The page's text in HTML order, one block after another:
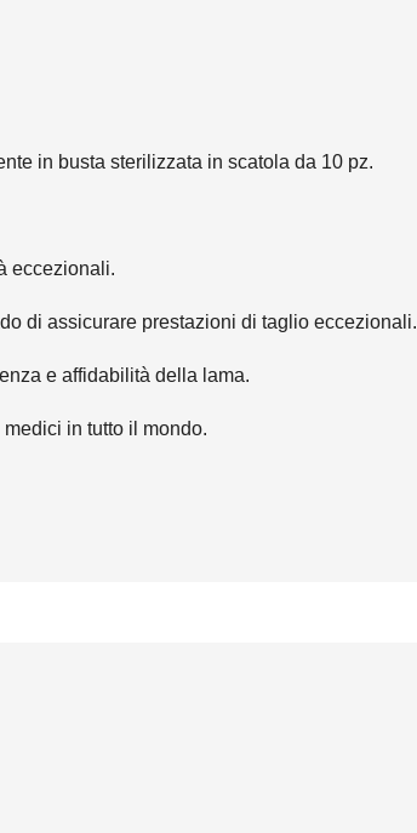
in busta sterilizzata in scatola da 10 pz.
eccezionali.
di assicurare prestazioni di taglio eccezionali.
e affidabilità della lama.
in tutto il mondo.